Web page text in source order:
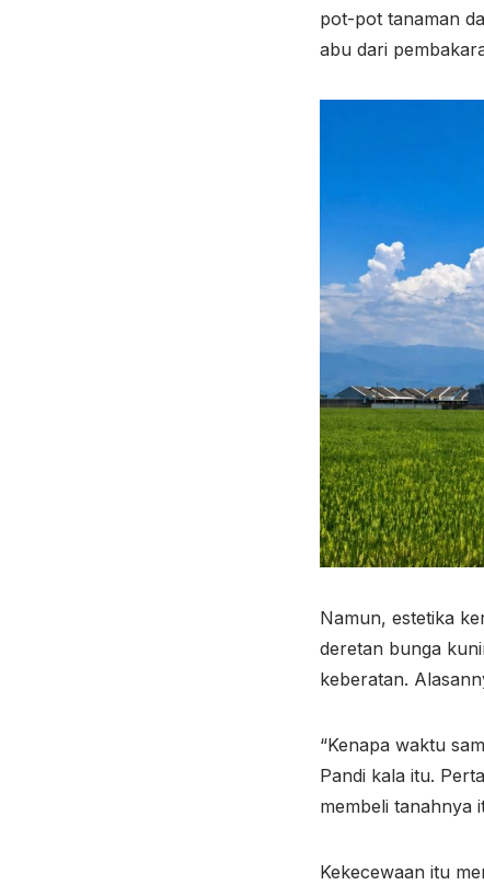
pot-pot tanaman
abu dari
Namun, estetika
deretan bunga
keberatan.
“Kenapa waktu
Pandi kala itu.
membeli tanahnya
Kekecewaan itu